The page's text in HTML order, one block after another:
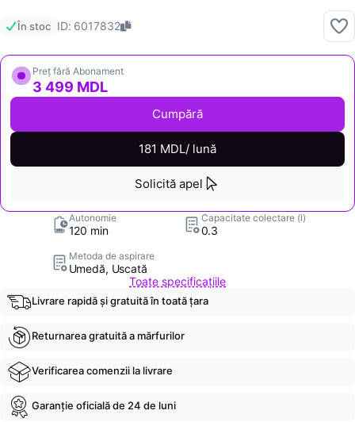
În stoc ID: 6017832
Preț fără Abonament
3 499 MDL
Cumpără
181 MDL/ lună
Solicită apel
Autonomie
120 min
Capacitate colectare (l)
0.3
Metoda de aspirare
Umedă, Uscată
Toate specificațiile
Livrare rapidă și gratuită în toată țara
Returnarea gratuită a mărfurilor
Verificarea comenzii la livrare
Garanție oficială de 24 de luni